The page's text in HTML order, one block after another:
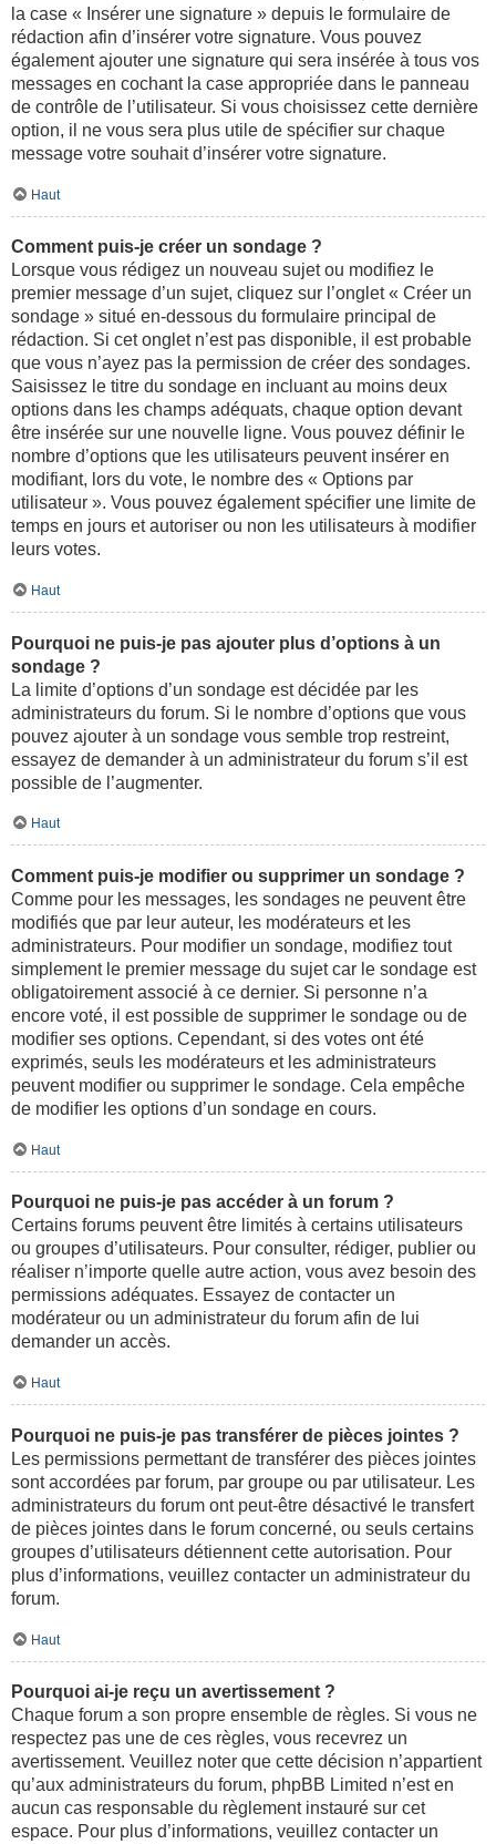
la case « Insérer une signature » depuis le formulaire de
rédaction afin d’insérer votre signature. Vous pouvez
également ajouter une signature qui sera insérée à tous vos
messages en cochant la case appropriée dans le panneau
de contrôle de l’utilisateur. Si vous choisissez cette dernière
option, il ne vous sera plus utile de spécifier sur chaque
message votre souhait d’insérer votre signature.
Haut
Comment puis-je créer un sondage ?
Lorsque vous rédigez un nouveau sujet ou modifiez le
premier message d’un sujet, cliquez sur l’onglet « Créer un
sondage » situé en-dessous du formulaire principal de
rédaction. Si cet onglet n’est pas disponible, il est probable
que vous n’ayez pas la permission de créer des sondages.
Saisissez le titre du sondage en incluant au moins deux
options dans les champs adéquats, chaque option devant
être insérée sur une nouvelle ligne. Vous pouvez définir le
nombre d’options que les utilisateurs peuvent insérer en
modifiant, lors du vote, le nombre des « Options par
utilisateur ». Vous pouvez également spécifier une limite de
temps en jours et autoriser ou non les utilisateurs à modifier
leurs votes.
Haut
Pourquoi ne puis-je pas ajouter plus d’options à un
sondage ?
La limite d’options d’un sondage est décidée par les
administrateurs du forum. Si le nombre d’options que vous
pouvez ajouter à un sondage vous semble trop restreint,
essayez de demander à un administrateur du forum s’il est
possible de l’augmenter.
Haut
Comment puis-je modifier ou supprimer un sondage ?
Comme pour les messages, les sondages ne peuvent être
modifiés que par leur auteur, les modérateurs et les
administrateurs. Pour modifier un sondage, modifiez tout
simplement le premier message du sujet car le sondage est
obligatoirement associé à ce dernier. Si personne n’a
encore voté, il est possible de supprimer le sondage ou de
modifier ses options. Cependant, si des votes ont été
exprimés, seuls les modérateurs et les administrateurs
peuvent modifier ou supprimer le sondage. Cela empêche
de modifier les options d’un sondage en cours.
Haut
Pourquoi ne puis-je pas accéder à un forum ?
Certains forums peuvent être limités à certains utilisateurs
ou groupes d’utilisateurs. Pour consulter, rédiger, publier ou
réaliser n’importe quelle autre action, vous avez besoin des
permissions adéquates. Essayez de contacter un
modérateur ou un administrateur du forum afin de lui
demander un accès.
Haut
Pourquoi ne puis-je pas transférer de pièces jointes ?
Les permissions permettant de transférer des pièces jointes
sont accordées par forum, par groupe ou par utilisateur. Les
administrateurs du forum ont peut-être désactivé le transfert
de pièces jointes dans le forum concerné, ou seuls certains
groupes d’utilisateurs détiennent cette autorisation. Pour
plus d’informations, veuillez contacter un administrateur du
forum.
Haut
Pourquoi ai-je reçu un avertissement ?
Chaque forum a son propre ensemble de règles. Si vous ne
respectez pas une de ces règles, vous recevrez un
avertissement. Veuillez noter que cette décision n’appartient
qu’aux administrateurs du forum, phpBB Limited n’est en
aucun cas responsable du règlement instauré sur cet
espace. Pour plus d’informations, veuillez contacter un